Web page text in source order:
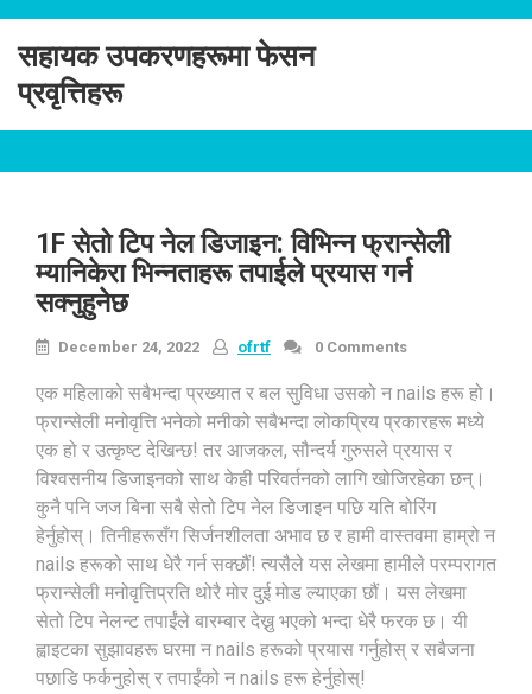
content
सहायक उपकरणहरूमा फेसन
प्रवृत्तिहरू
1F सेतो टिप नेल डिजाइन: विभिन्न फ्रान्सेली
म्यानिकेरा भिन्नताहरू तपाईले प्रयास गर्न
सक्नुहुनेछ
December 24, 2022 ofrtf 0 Comments
एक महिलाको सबैभन्दा प्रख्यात र बल सुविधा उसको न nails हरू हो।
फ्रान्सेली मनोवृत्ति भनेको मनीको सबैभन्दा लोकप्रिय प्रकारहरू मध्ये
एक हो र उत्कृष्ट देखिन्छ! तर आजकल, सौन्दर्य गुरुसले प्रयास र
विश्वसनीय डिजाइनको साथ केही परिवर्तनको लागि खोजिरहेका छन्।
कुनै पनि जज बिना सबै सेतो टिप नेल डिजाइन पछि यति बोरिंग
हेर्नुहोस्। तिनीहरूसँग सिर्जनशीलता अभाव छ र हामी वास्तवमा हाम्रो न
nails हरूको साथ धेरै गर्न सक्छौं! त्यसैले यस लेखमा हामीले परम्परागत
फ्रान्सेली मनोवृत्तिप्रति थोरै मोर दुई मोड ल्याएका छौं। यस लेखमा
सेतो टिप नेलन्ट तपाईंले बारम्बार देख्नु भएको भन्दा धेरै फरक छ। यी
ह्वाइटका सुझावहरू घरमा न nails हरूको प्रयास गर्नुहोस् र सबैजना
पछाडि फर्कनुहोस् र तपाईंको न nails हरू हेर्नुहोस्!